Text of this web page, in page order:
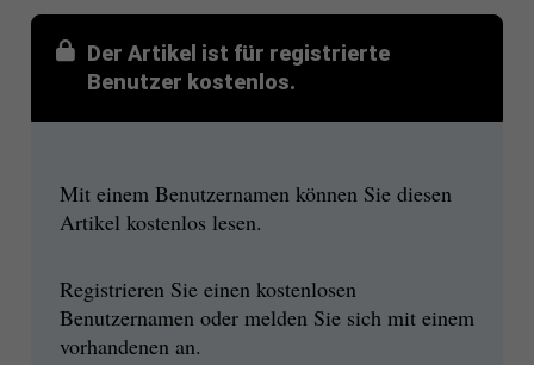
Der Artikel ist für registrierte
Benutzer kostenlos.
Mit einem Benutzernamen können Sie diesen
Artikel kostenlos lesen.
Registrieren Sie einen kostenlosen
Benutzernamen oder melden Sie sich mit einem
vorhandenen an.